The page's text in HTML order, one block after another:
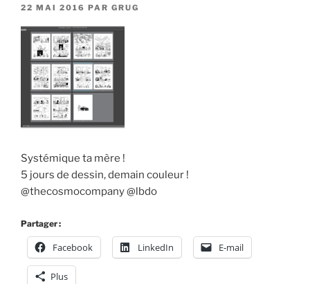
PUBLIÉ
22 MAI 2016 PAR GRUG
Systémique ta mère !
5 jours de dessin, demain couleur !
@thecosmocompany @lbdo
Partager :
Facebook LinkedIn E-mail
Plus